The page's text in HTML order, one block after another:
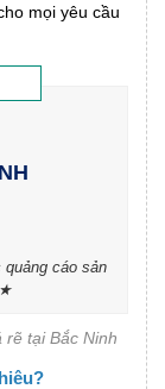
mọi yêu cầu
cáo sản
tại Bắc Ninh